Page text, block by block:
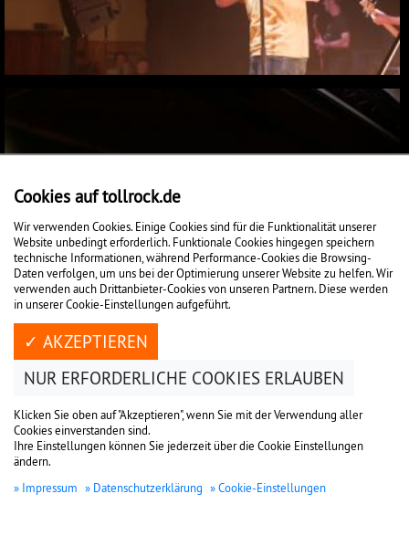
Cookies auf tollrock.de
Wir verwenden Cookies. Einige Cookies sind für die Funktionalität unserer
Website unbedingt erforderlich. Funktionale Cookies hingegen speichern
technische Informationen, während Performance-Cookies die Browsing-
Daten verfolgen, um uns bei der Optimierung unserer Website zu helfen. Wir
verwenden auch Drittanbieter-Cookies von unseren Partnern. Diese werden
in unserer Cookie-Einstellungen aufgeführt.
✓ AKZEPTIEREN
NUR ERFORDERLICHE COOKIES ERLAUBEN
Klicken Sie oben auf "Akzeptieren", wenn Sie mit der Verwendung aller
Cookies einverstanden sind.
Ihre Einstellungen können Sie jederzeit über die Cookie Einstellungen
ändern.
Impressum
Datenschutzerklärung Cookie-Einstellungen